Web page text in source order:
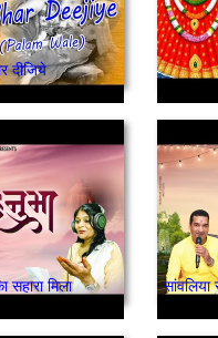
दीजिये
सहारा मिला